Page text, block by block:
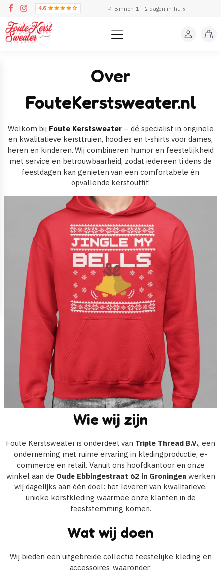
✔ Binnen 1 - 2 dagen in huis
Over
FouteKerstsweater.nl
Welkom bij Foute Kerstsweater– dé specialist in originele
en kwalitatieve kersttruien, hoodies en t-shirts voor dames,
heren en kinderen. Wij combineren humor en feestelijkheid
met service en betrouwbaarheid, zodat iedereen tijdens de
feestdagen kan genieten van een comfortabele én
opvallende kerstoutfit!
Wie wij zijn
Foute Kerstsweater is onderdeel van Triple Thread B.V., een
onderneming met ruime ervaring in kledingproductie, e-
commerce en retail. Vanuit ons hoofdkantoor en onze
winkel aan de Oude Ebbingestraat 62 in Groningen werken
wij dagelijks aan één doel: het leveren van kwalitatieve,
unieke kerstkleding waarmee onze klanten in de
feeststemming komen.
Wat wij doen
Wij bieden een uitgebreide collectie feestelijke kleding en
accessoires, waaronder: